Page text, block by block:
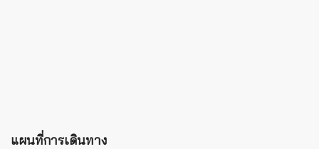
แผนที่การเดินทาง